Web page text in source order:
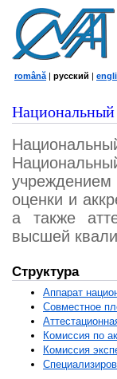
română | русский |
Национальный
оценки и
а также
высшей
Структура
Аппарат
Совместное
Комиссия по
Комиссия